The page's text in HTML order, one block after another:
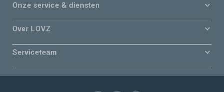
Onze service & diensten
Over LOVZ
Serviceteam